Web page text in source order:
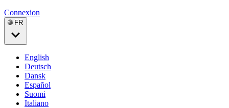
Connexion
🌐 FR
English
Deutsch
Dansk
Español
Suomi
Italiano